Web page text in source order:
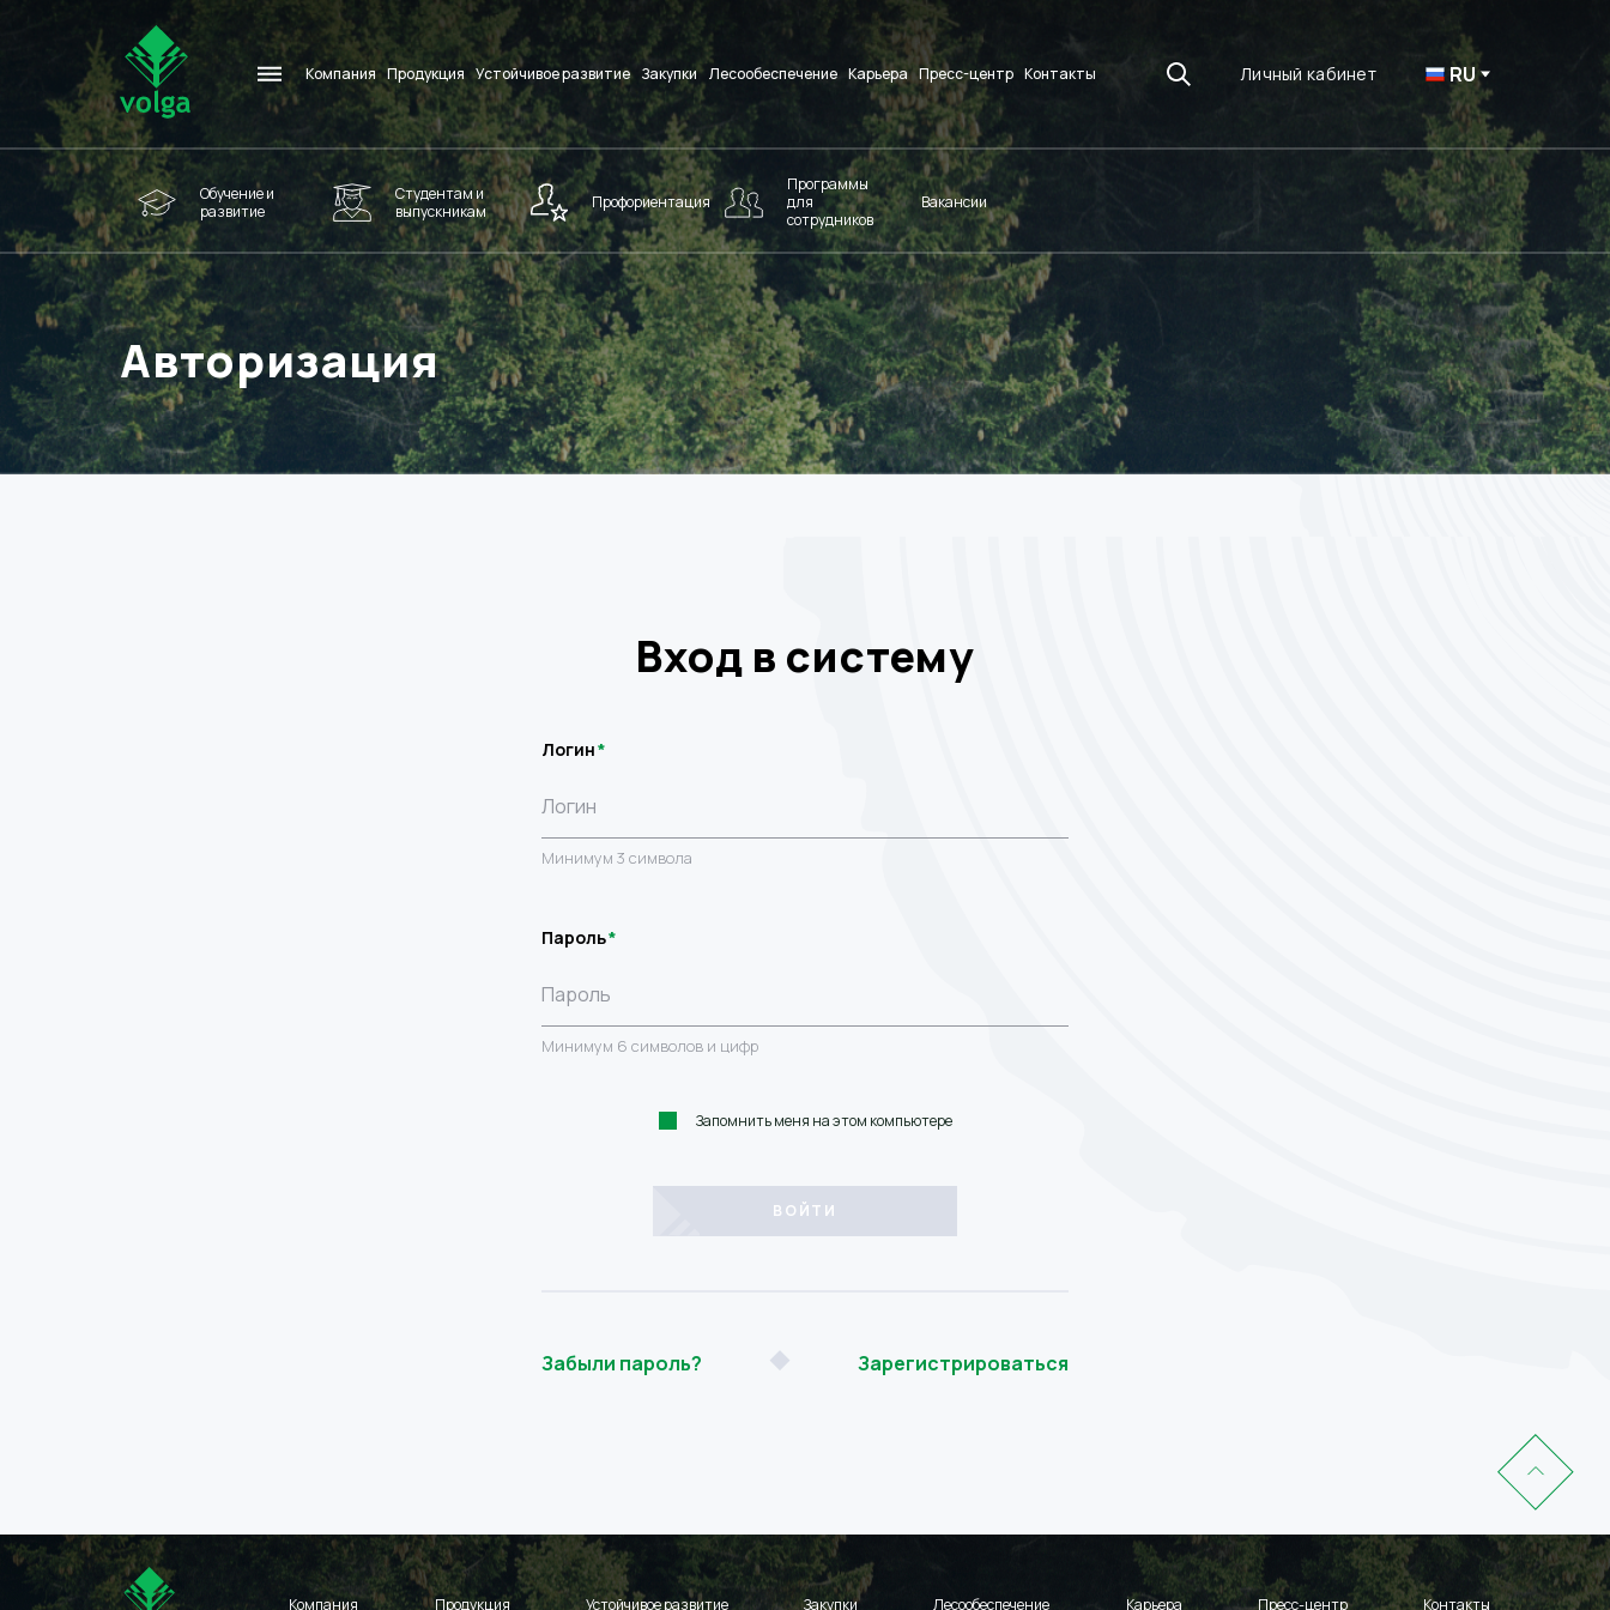
Компания Продукция Устойчивое развитие Закупки Лесообеспечение Карьера Пресс-центр Контакты Личный кабинет RU
Обучение и
развитие
Студентам и
выпускникам
Профориентация
Программы
для
сотрудников
Вакансии
Авторизация
Вход в систему
Логин
Минимум 3 символа
Пароль
Минимум 6 символов и цифр
Запомнить меня на этом компьютере
Забыли пароль? Зарегистрироваться
Компания Продукция Устойчивое развитие Закупки Лесообеспечение Карьера Пресс-центр Контакты